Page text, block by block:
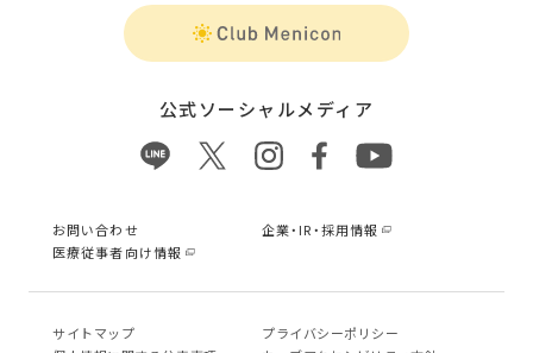
公式ソーシャルメディア
お問い合わせ
企業・IR・採用情報
医療従事者向け情報
サイトマップ
プライバシーポリシー